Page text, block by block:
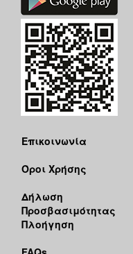
Επικοινωνία
Όροι Χρήσης
Δήλωση
Προσβασιμότητας
Πλοήγηση